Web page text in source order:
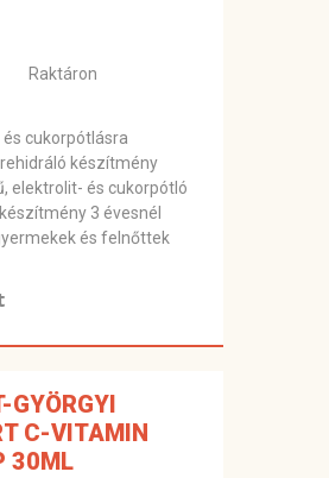
Raktáron
és cukorpótlásra
készítmény
elektrolit- és cukorpótló
3 évesnél
és felnőttek
GYÖRGYI
C-VITAMIN
30ML